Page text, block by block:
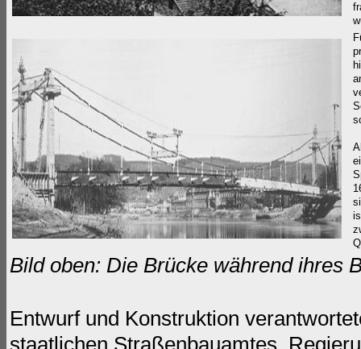
Bild oben: Die Brücke während ihres
Entwurf und Konstruktion
staatlichen Straßenbauamtes,